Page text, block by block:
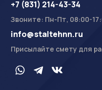
+7 (831) 214-43-34
Звоните: Пн-Пт, 08:00-
info@staltehnn.ru